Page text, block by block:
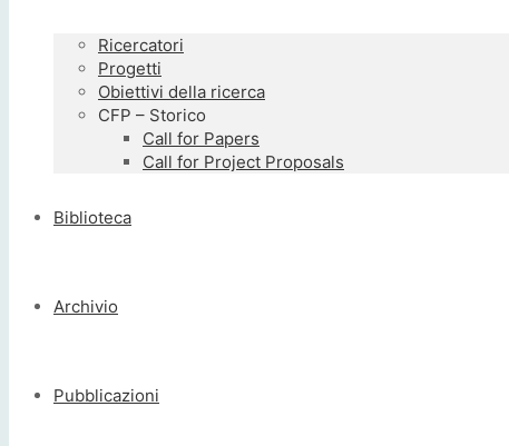
Ricercatori
Progetti
Obiettivi della ricerca
CFP – Storico
Call for Papers
Call for Project Proposals
Biblioteca
Archivio
Pubblicazioni